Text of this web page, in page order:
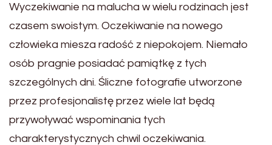
Wyczekiwanie na malucha w wielu rodzinach jest
czasem swoistym. Oczekiwanie na nowego
człowieka miesza radość z niepokojem. Niemało
osób pragnie posiadać pamiątkę z tych
szczególnych dni. Śliczne fotografie utworzone
przez profesjonalistę przez wiele lat będą
przywoływać wspominania tych
charakterystycznych chwil oczekiwania.